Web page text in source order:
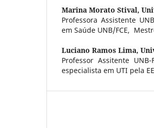
Marina Morato Stival,
Professora Assistente
em Saúde UNB/FCE,
Luciano Ramos Lima,
Professor Assitente
especialista em UTI pela